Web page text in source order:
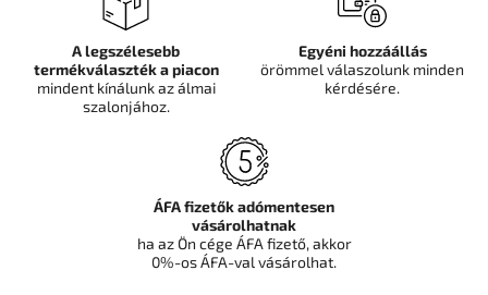
A legszélesebb
termékválaszték a piacon
mindent kínálunk az álmai
szalonjához.
Egyéni hozzáállás
örömmel válaszolunk minden
kérdésére.
ÁFA fizetők adómentesen
vásárolhatnak
ha az Ön cége ÁFA fizető, akkor
0%-os ÁFA-val vásárolhat.